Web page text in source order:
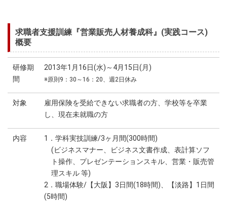
求職者支援訓練『営業販売人材養成科』(実践コース)
概要
研修期
間
2013年1月16日(水)～4月15日(月)
※原則9：30～16：20、週2日休み
対象
雇用保険を受給できない求職者の方、学校等を卒業
し、現在未就職の方
内容
1．学科実技訓練/3ヶ月間(300時間)
(ビジネスマナー、ビジネス文書作成、表計算ソフ
ト操作、プレゼンテーションスキル、営業・販売管
理スキル 等)
2．職場体験/【大阪】3日間(18時間)、【淡路】1日間
(5時間)